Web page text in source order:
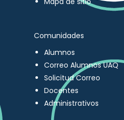
Comunidades
Alumnos
Correo Alumnos UAQ
Solicitud Correo
Docentes
Administrativos